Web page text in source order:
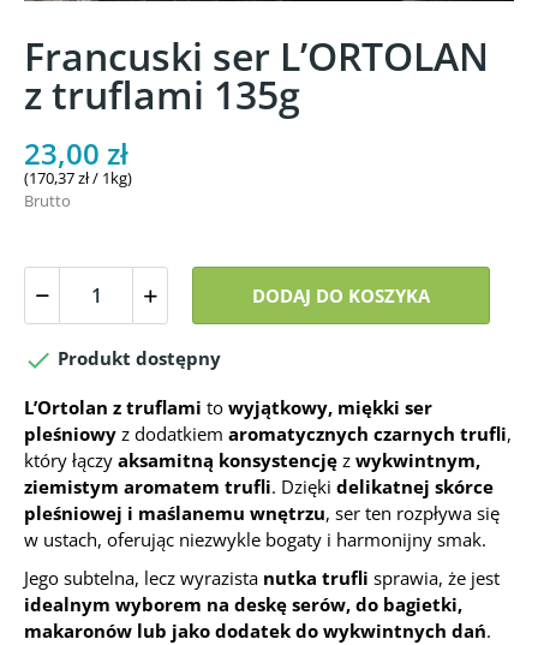
Francuski ser L’ORTOLAN
z truflami 135g
23,00 zł
(170,37 zł / 1kg)
Brutto
DODAJ DO KOSZYKA
 Produkt dostępny
L’Ortolan z truflami to wyjątkowy, miękki ser
pleśniowy z dodatkiem aromatycznych czarnych trufli,
który łączy aksamitną konsystencję z wykwintnym,
ziemistym aromatem trufli. Dzięki delikatnej skórce
pleśniowej i maślanemu wnętrzu, ser ten rozpływa się
w ustach, oferując niezwykle bogaty i harmonijny smak.
Jego subtelna, lecz wyrazista nutka trufli sprawia, że jest
idealnym wyborem na deskę serów, do bagietki,
makaronów lub jako dodatek do wykwintnych dań.